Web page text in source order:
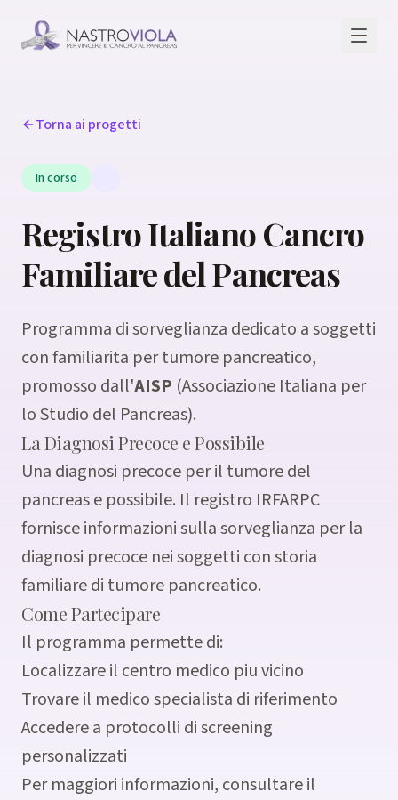
Torna ai progetti
In corso
Registro Italiano Cancro
Familiare del Pancreas
Programma di sorveglianza dedicato a soggetti
con familiarita per tumore pancreatico,
promosso dall'AISP (Associazione Italiana per
lo Studio del Pancreas).
La Diagnosi Precoce e Possibile
Una diagnosi precoce per il tumore del
pancreas e possibile. Il registro IRFARPC
fornisce informazioni sulla sorveglianza per la
diagnosi precoce nei soggetti con storia
familiare di tumore pancreatico.
Come Partecipare
Il programma permette di:
Localizzare il centro medico piu vicino
Trovare il medico specialista di riferimento
Accedere a protocolli di screening
personalizzati
Per maggiori informazioni, consultare il